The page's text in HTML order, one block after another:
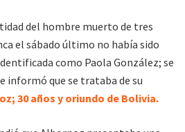
del hombre muerto de tres
el sábado último no había sido
como Paola González; se
informó que se trataba de su
30 años y oriundo de Bolivia.